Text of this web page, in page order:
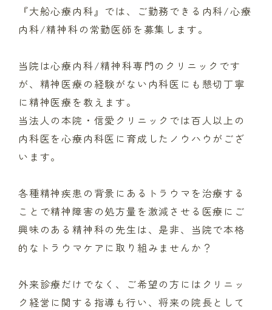
『大船心療内科』では、ご勤務できる内科/心療
内科/精神科の常勤医師を募集します。
当院は心療内科/精神科専門のクリニックです
が、精神医療の経験がない内科医にも懇切丁寧
に精神医療を教えます。
当法人の本院・信愛クリニックでは百人以上の
内科医を心療内科医に育成したノウハウがござ
います。
各種精神疾患の背景にあるトラウマを治療する
ことで精神障害の処方量を激減させる医療にご
興味のある精神科の先生は、是非、当院で本格
的なトラウマケアに取り組みませんか？
外来診療だけでなく、ご希望の方にはクリニッ
ク経営に関する指導も行い、将来の院長として